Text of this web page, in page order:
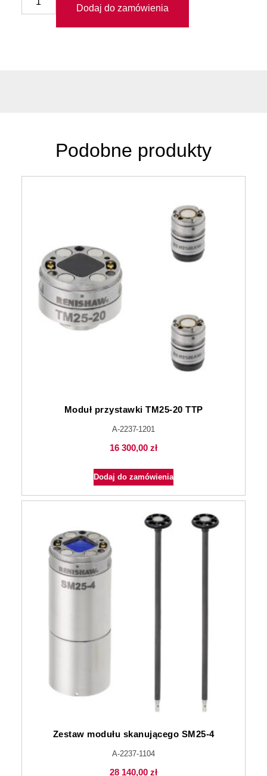
Dodaj do zamówienia
Podobne produkty
Moduł przystawki TM25-20 TTP
A-2237-1201
16 300,00 zł
Dodaj do zamówienia
Zestaw modułu skanującego SM25-4
A-2237-1104
28 140,00 zł